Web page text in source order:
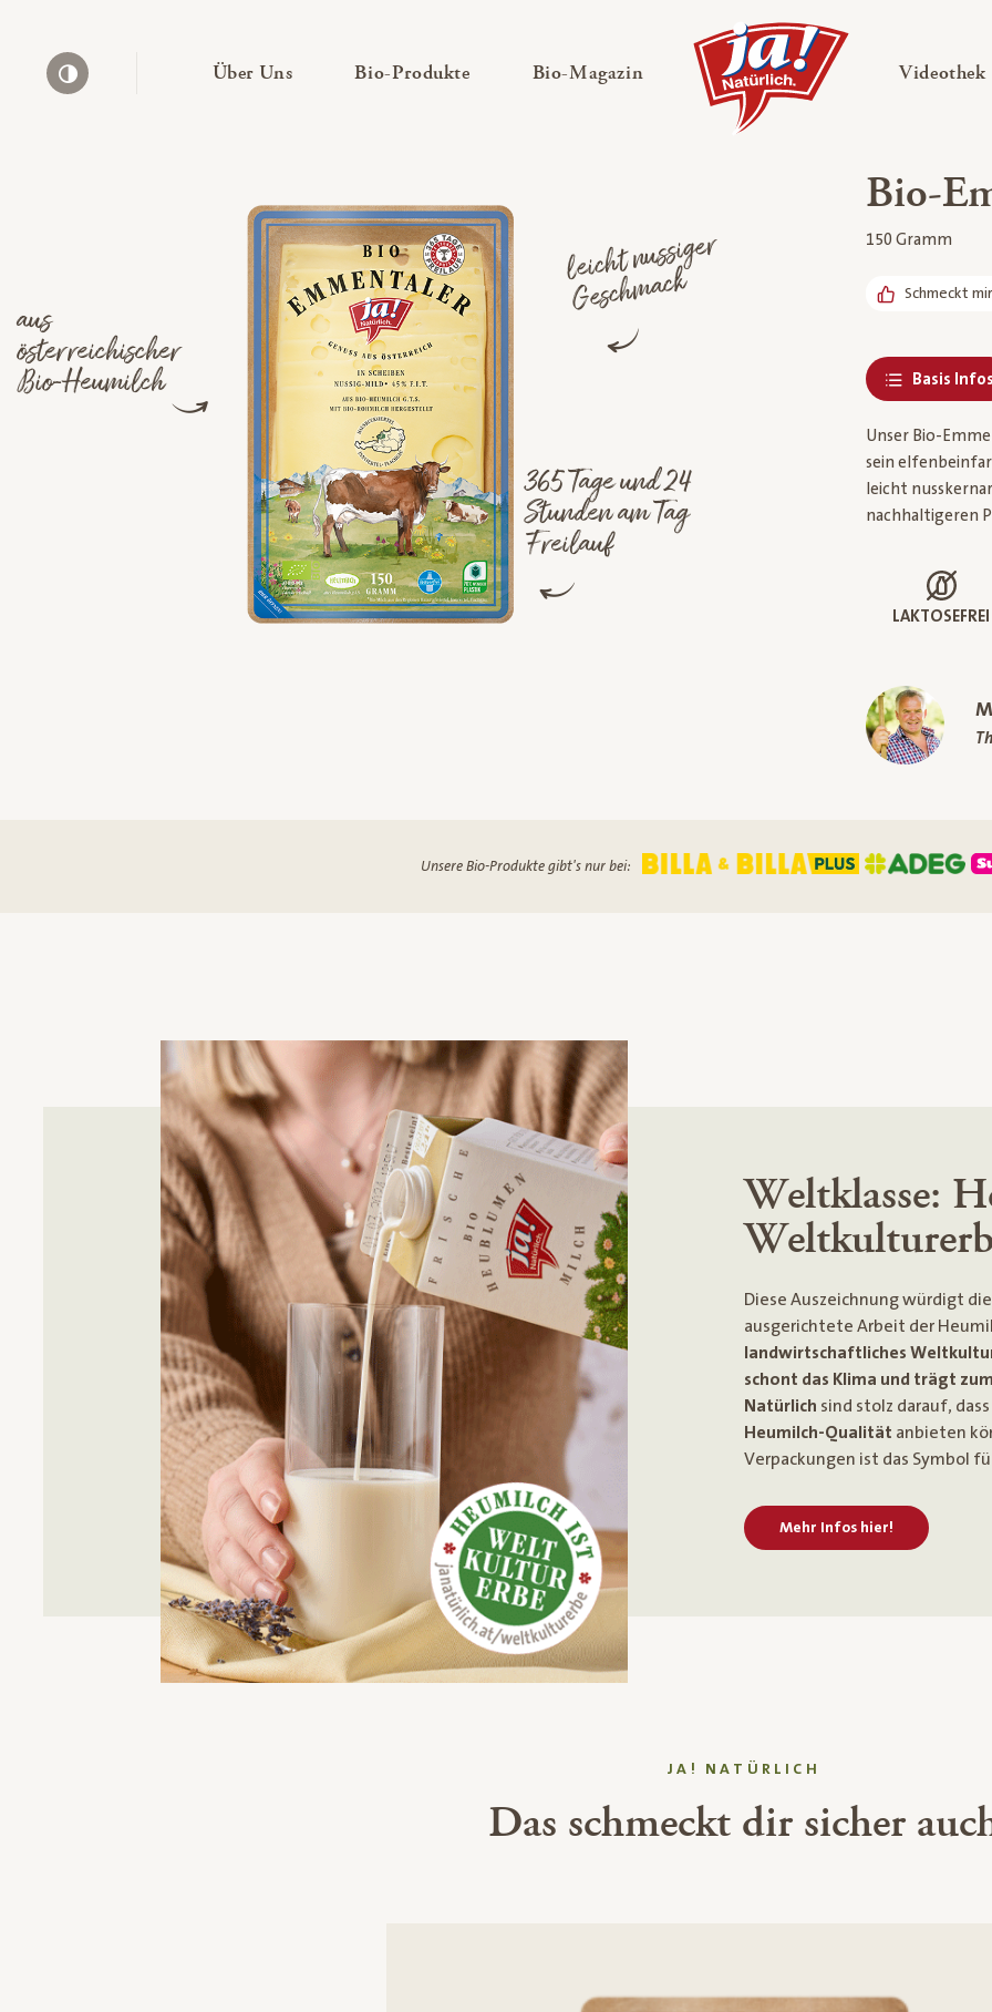
Über Uns— Untermenü ausklappen
Bio-Produkte— Untermenü ausklappen
Bio-Magazin — Untermenü ausklappen Videothek
aus
österreichischer
Bio-Heumilch
leic
ht
n
ussiger
Gesc
h
mac
k
365 Tage und 24
Stunden am Tag
Freilauf
Bio-
150 Gramm
Schmeckt
Basis
Unser Bio-
sein
leicht
nachhaltigeren
LAKTOSEFREI
Unsere Bio-Produkte gibt's nur bei:
Weltklasse:
Diese Auszeichnung würdigt
ausgerichtete Arbeit der
landwirtschaftliches
schont das Klima und trägt
Natürlich sind stolz darauf,
Heumilch-Qualität anbieten
Verpackungen ist das Symbol
Mehr Infos hier!
JA! NATÜRLICH
Das schmeckt dir sicher